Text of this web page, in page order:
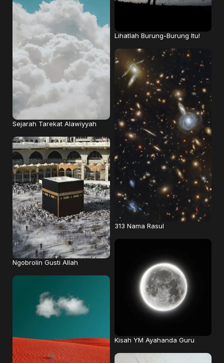
Sejarah Tarekat Alawiyyah
Lihatlah Burung-Burung Itu!
Ngobrolin Gusti Allah
313 Nama Rasul
Kisah YM Ayahanda Guru